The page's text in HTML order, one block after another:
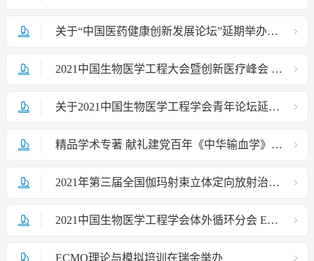
关于“中国医药健康创新发展论坛”延期举办的通知
2021中国生物医学工程大会暨创新医疗峰会 关于延长论文截止日期的通知
关于2021中国生物医学工程学会青年论坛延期举行的通知
精品学术专著 献礼建党百年《中华输血学》（第2版）新书发布会暨输血医学前沿论坛——向建党100周年献礼大会
2021年第三届全国伽玛射束立体定向放射治疗学术年会暨国家“十三五”重点研发计划项目总结会
2021中国生物医学工程学会体外循环分会 ECMO理论与模拟培训班（深圳站）
ECMO理论与模拟培训在瑞金举办